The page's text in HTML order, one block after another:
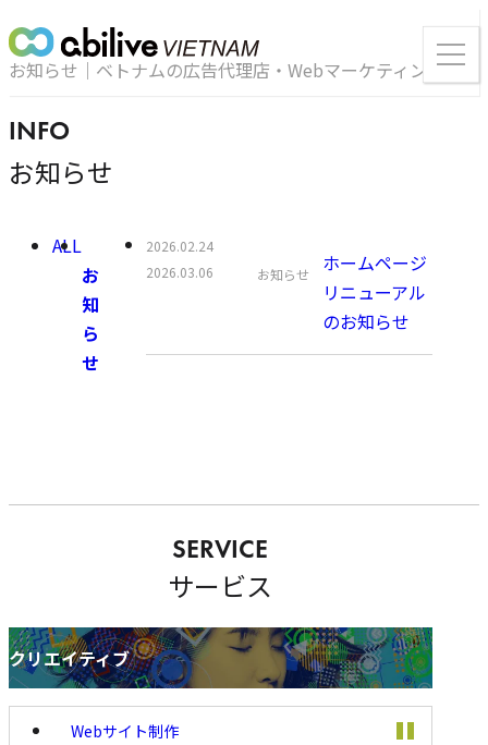
お知らせ｜ベトナムの広告代理店・Webマーケティング会社
ま
で
ジ
プ
ま
で
ジ
ャ
プ
メ
ニ
ュ
お知らせ
全
お
知
ら
せ
ホームページ
リニューアル
のお知らせ
公
開
2026.02.24
更
2026.03.06
リ
お知らせ
サービス
クリエイティブ クリエイティブ
Webサイト制作